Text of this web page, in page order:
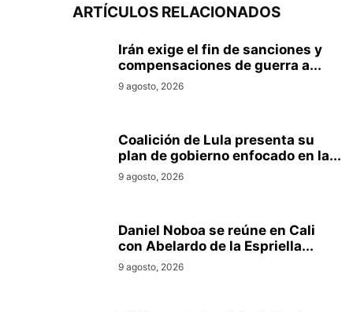
ARTÍCULOS RELACIONADOS
Irán exige el fin de sanciones y
compensaciones de guerra a...
9 agosto, 2026
Coalición de Lula presenta su
plan de gobierno enfocado en la...
9 agosto, 2026
Daniel Noboa se reúne en Cali
con Abelardo de la Espriella...
9 agosto, 2026